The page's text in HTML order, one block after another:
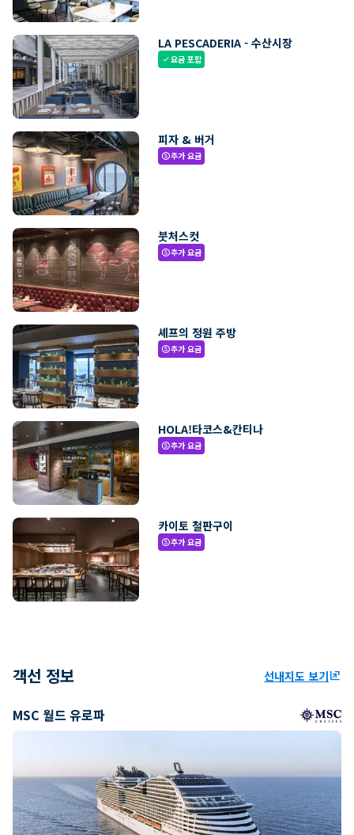
LA PESCADERIA - 수산시장
check요금 포함
피자 & 버거
paid추가 요금
붓처스컷
paid추가 요금
셰프의 정원 주방
paid추가 요금
HOLA!타코스&칸티나
paid추가 요금
카이토 철판구이
paid추가 요금
객선 정보 선내지도 보기ungroup
MSC 월드 유로파